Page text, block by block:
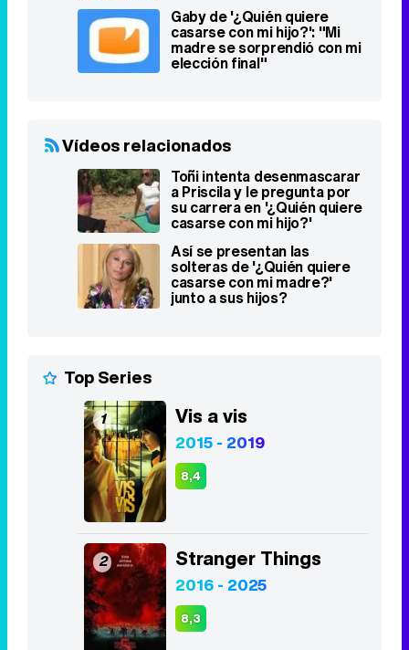
Gaby de '¿Quién quiere
casarse con mi hijo?': "Mi
madre se sorprendió con mi
elección final"
Vídeos relacionados
Toñi intenta desenmascarar
a Priscila y le pregunta por
su carrera en '¿Quién quiere
casarse con mi hijo?'
Así se presentan las
solteras de '¿Quién quiere
casarse con mi madre?'
junto a sus hijos?
Top Series
1 Vis a vis
2015 - 2019
8,4
2 Stranger Things
2016 - 2025
8,3